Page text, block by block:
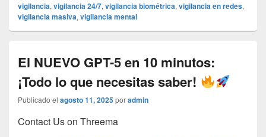
vigilancia, vigilancia 24/7, vigilancia biométrica, vigilancia en redes,
vigilancia masiva, vigilancia mental
El NUEVO GPT-5 en 10 minutos:
¡Todo lo que necesitas saber!
Publicado el agosto 11, 2025poradmin
Contact Us on Threema